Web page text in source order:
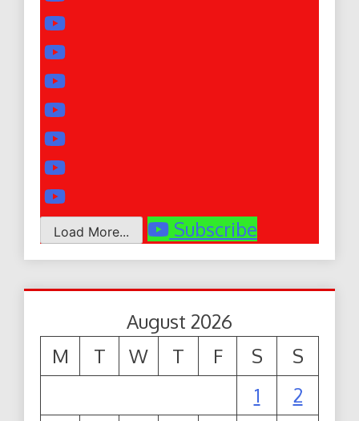
Load More... Subscribe
August 2026
M
T W T F S
S
1
2